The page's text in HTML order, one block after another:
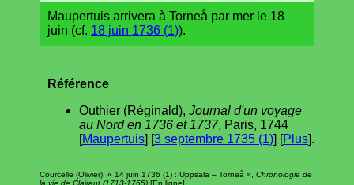
Maupertuis arrivera à Torneå par mer le 18
juin (cf. 18 juin 1736 (1)).
Référence
Outhier (Réginald), Journal d'un voyage
au Nord en 1736 et 1737, Paris, 1744
[Maupertuis] [3 septembre 1735 (1)] [Plus].
Courcelle (Olivier), « 14 juin 1736 (1) : Uppsala – Torneå », Chronologie de
la vie de Clairaut (1713-1765) [En ligne],